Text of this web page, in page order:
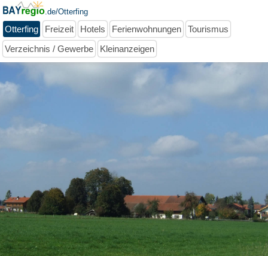
.de/Otterfing
Otterfing Freizeit Hotels Ferienwohnungen
Tourismus
Verzeichnis / Gewerbe
Kleinanzeigen